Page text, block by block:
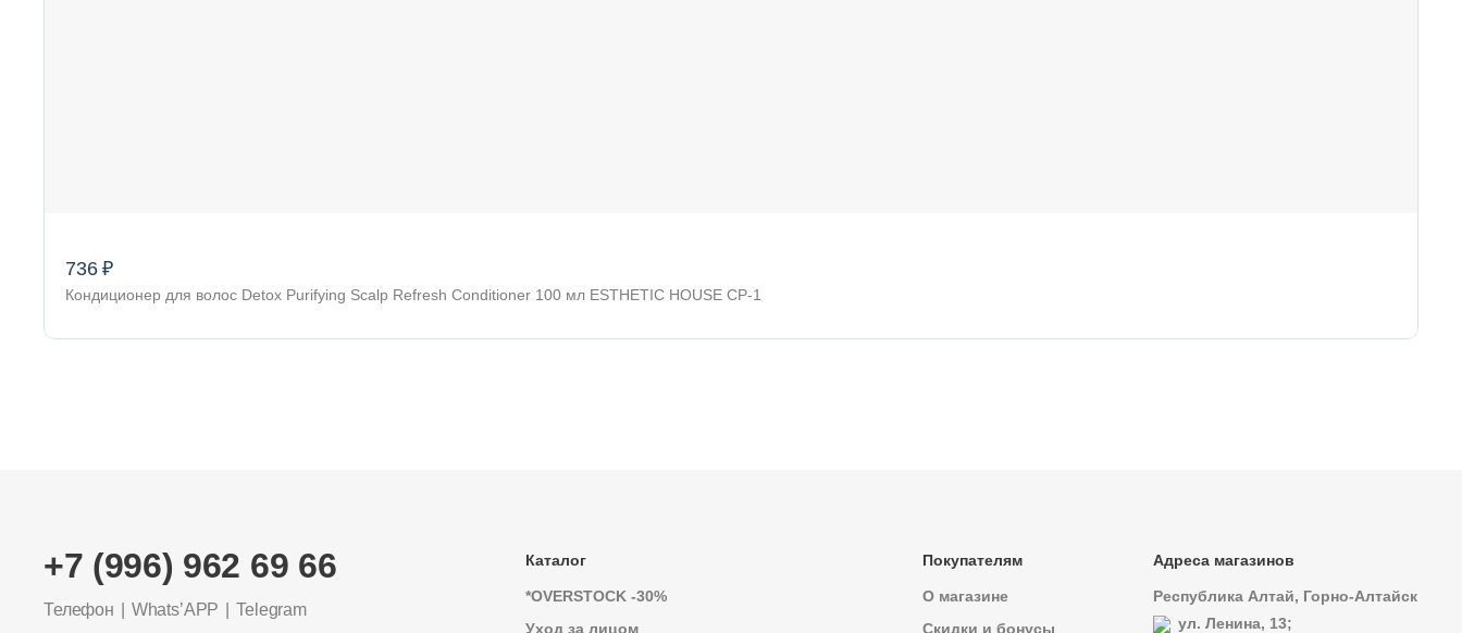
736 ₽
Кондиционер для волос Detox Purifying Scalp Refresh Conditioner 100 мл ESTHETIC HOUSE CP-1
+7 (996) 962 69 66
Телефон Whats’APP Telegram
Каталог
*OVERSTOCK -30%
Уход за лицом
Покупателям
О магазине
Скидки и бонусы
Адреса магазинов
Республика Алтай, Горно-Алтайск
ул. Ленина, 13;